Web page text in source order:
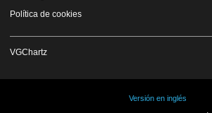
Política de cookies
VGChartz
Versión en inglés